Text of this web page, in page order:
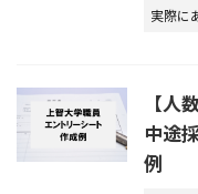
実際に
【人
中途
例